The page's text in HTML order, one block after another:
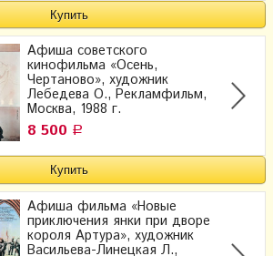
Афиша советского
кинофильма «Осень,
Чертаново», художник
Лебедева О., Рекламфильм,
Москва, 1988 г.
8 500 Р
Афиша фильма «Новые
приключения янки при дворе
короля Артура», художник
Васильева-Линецкая Л.,